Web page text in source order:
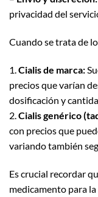
privacidad del
Cuando se trata de
1.Cialis de marca:
precios que varían
dosificación y
2.Cialis genérico
con precios que
variando también
Es crucial recordar
medicamento para